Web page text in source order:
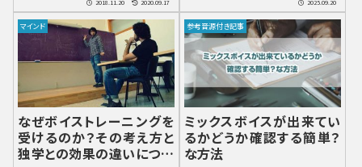
2018.11.20 2020.09.17 2025.09.20
マインド
なぜボイストレーニングを
受けるのか？その考え方と
独学との効果の違いについ
参考音源付き記事
ミックスボイスが出来てい
るかどうか確認する簡単？
な方法